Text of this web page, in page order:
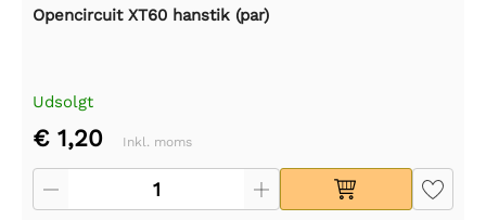
Opencircuit XT60 hanstik (par)
Udsolgt
€ 1,20 Inkl. moms